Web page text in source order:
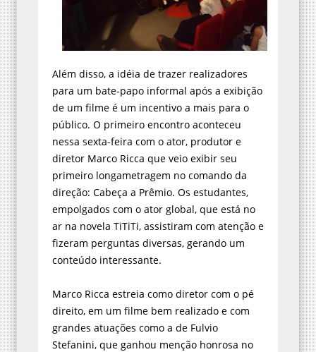
Além disso, a idéia de trazer realizadores
para um bate-papo informal após a exibição
de um filme é um incentivo a mais para o
público. O primeiro encontro aconteceu
nessa sexta-feira com o ator, produtor e
diretor Marco Ricca que veio exibir seu
primeiro longametragem no comando da
direção: Cabeça a Prêmio. Os estudantes,
empolgados com o ator global, que está no
ar na novela TiTiTi, assistiram com atenção e
fizeram perguntas diversas, gerando um
conteúdo interessante.
Marco Ricca estreia como diretor com o pé
direito, em um filme bem realizado e com
grandes atuações como a de Fulvio
Stefanini, que ganhou menção honrosa no